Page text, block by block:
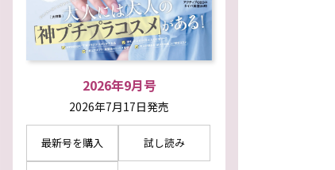
2026年9月号
2026年7月17日発売
最新号を購入 試し読み